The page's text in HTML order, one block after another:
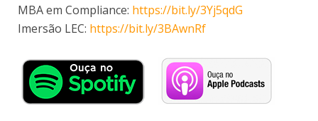
MBA em Compliance: https://bit.ly/3Yj5qdG
Imersão LEC: https://bit.ly/3BAwnRf